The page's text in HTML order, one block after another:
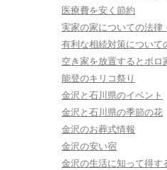
医療費を安く節約
実家の家についての法律
有利な相続対策について
空き家を放置するとボロ
能登のキリコ祭り
金沢と石川県のイベント
金沢と石川県の季節の花
金沢のお葬式情報
金沢の安い宿
金沢の生活に知って得す